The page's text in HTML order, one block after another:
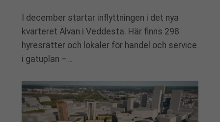
I december startar inflyttningen i det nya
kvarteret Älvan i Veddesta. Här finns 298
hyresrätter och lokaler för handel och service
i gatuplan –…